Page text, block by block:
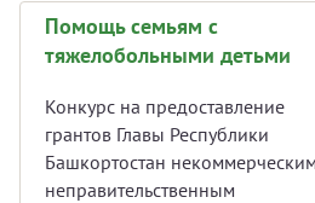
Помощь семьям с
тяжелобольными детьми
Конкурс на предоставление
грантов Главы Республики
Башкортостан некоммерческим
неправительственным